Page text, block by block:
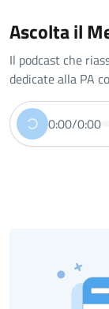
Ascolta il
Il podcast che
dedicate alla PA
Riproduci
0:00/0:00